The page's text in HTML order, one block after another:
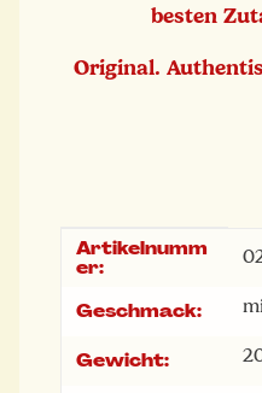
besten
Original.
Produkteigenschaft
Wert
Artikelnumm
er:
Geschmack:
Gewicht: